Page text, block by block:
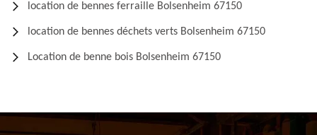
location de bennes ferraille Bolsenheim 67150
location de bennes déchets verts Bolsenheim 67150
Location de benne bois Bolsenheim 67150